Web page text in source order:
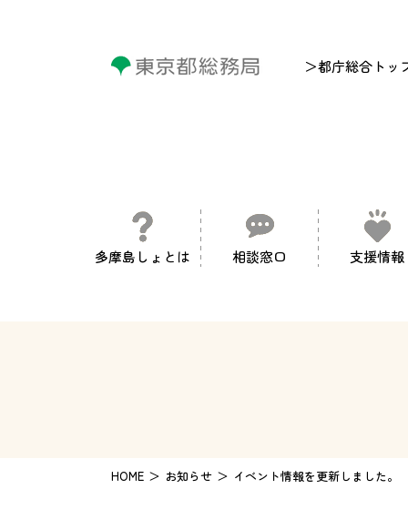
＞都庁総合トッ
多摩島しょとは 相談窓口 支援情報
HOME お知らせ イベント情報を更新しました。